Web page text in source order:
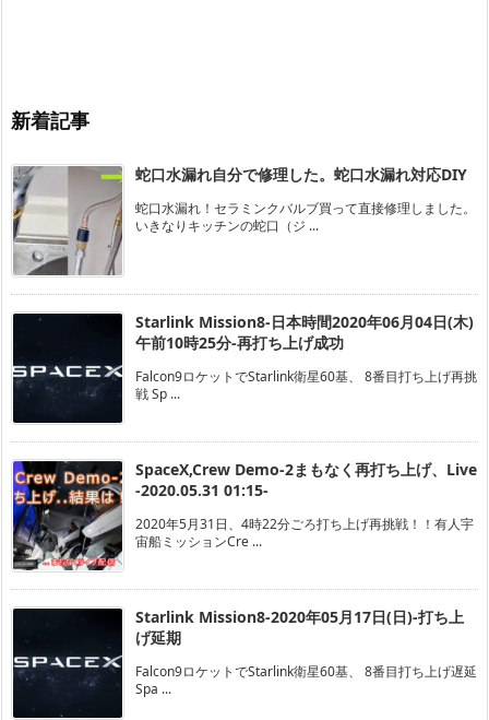
新着記事
蛇口水漏れ自分で修理した。蛇口水漏れ対応DIY
蛇口水漏れ！セラミンクバルブ買って直接修理しました。
いきなりキッチンの蛇口（ジ ...
Starlink Mission8-日本時間2020年06月04日(木)
午前10時25分-再打ち上げ成功
Falcon9ロケットでStarlink衛星60基、 8番目打ち上げ再挑
戦 Sp ...
SpaceX,Crew Demo-2まもなく再打ち上げ、Live
-2020.05.31 01:15-
2020年5月31日、4時22分ごろ打ち上げ再挑戦！！有人宇
宙船ミッションCre ...
Starlink Mission8-2020年05月17日(日)-打ち上
げ延期
Falcon9ロケットでStarlink衛星60基、 8番目打ち上げ遅延
Spa ...